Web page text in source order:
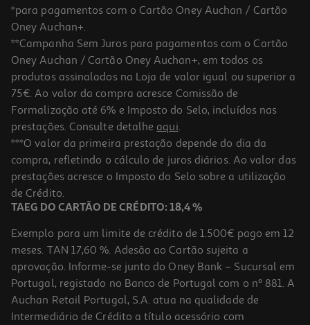
-10%
Gravity Falls - Dipper E Mable E A Maldição
20.61 €/un
22,90 € PVP de editor
20,61 €
-10%
*para pagamentos com o Cartão Oney Auchan / Cartão
Oney Auchan+.
**Campanha Sem Juros para pagamentos com o Cartão
Oney Auchan / Cartão Oney Auchan+, em todos os
produtos assinalados na Loja de valor igual ou superior a
75€. Ao valor da compra acresce Comissão de
Formalização até 6% e Imposto do Selo, incluídos nas
prestações. Consulte detalhe aqui.
***O valor da primeira prestação depende do dia da
compra, refletindo o cálculo de juros diários. Ao valor das
prestações acresce o Imposto do Selo sobre a utilização
de Crédito.
TAEG DO CARTÃO DE CRÉDITO: 18,4 %
Exemplo para um limite de crédito de 1.500€ pago em 12
meses. TAN 17,60 %. Adesão ao Cartão sujeita a
aprovação. Informe-se junto do Oney Bank – Sucursal em
Portugal, registado no Banco de Portugal com o nº 881. A
Auchan Retail Portugal, S.A. atua na qualidade de
Intermediário de Crédito a título acessório com